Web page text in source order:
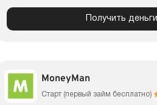
Получить деньги
MoneyMan
Старт (первый займ бесплатно)